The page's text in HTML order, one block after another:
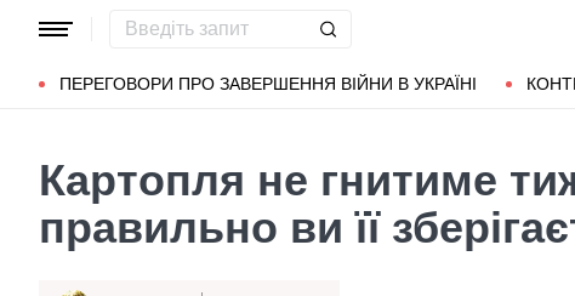
ПЕРЕГОВОРИ ПРО ЗАВЕРШЕННЯ ВІЙНИ В УКРАЇНІ
Популярні запити Маріуполь Донбас
Картопля не гнитиме
правильно ви її